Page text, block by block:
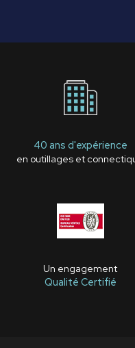
40 ans d'expérience
en outillages et
Un engagement
Qualité Certifié